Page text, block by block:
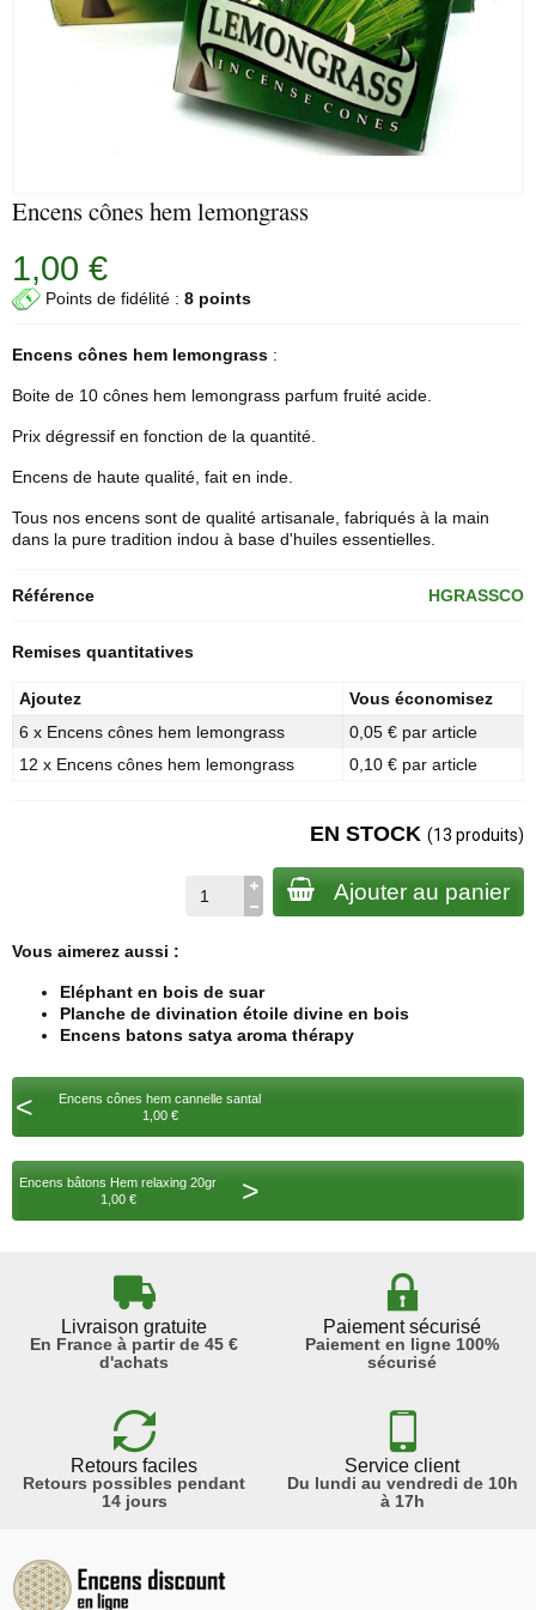
Encens cônes hem lemongrass
1,00 €
Points de fidélité : 8 points
Encens cônes hem lemongrass :
Boite de 10 cônes hem lemongrass parfum fruité acide.
Prix dégressif en fonction de la quantité.
Encens de haute qualité, fait en inde.
Tous nos encens sont de qualité artisanale, fabriqués à la main
dans la pure tradition indou à base d'huiles essentielles.
Référence HGRASSCO
Remises quantitatives
Ajoutez
Vous économisez
6 x Encens cônes hem lemongrass
0,05 € par article
12 x Encens cônes hem lemongrass
0,10 € par article
EN STOCK (13 produits)
Ajouter au panier
Vous aimerez aussi :
Eléphant en bois de suar
Planche de divination étoile divine en bois
Encens batons satya aroma thérapy
<
Encens cônes hem cannelle santal
1,00 €
Encens bâtons Hem relaxing 20gr
1,00 €
>
Livraison gratuite
En France à partir de 45 €
d'achats
Paiement sécurisé
Paiement en ligne 100%
sécurisé
Retours faciles
Retours possibles pendant
14 jours
Service client
Du lundi au vendredi de 10h
à 17h